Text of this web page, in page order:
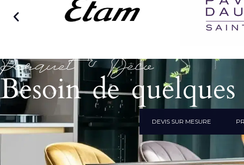
Parquet & Déco
Besoin de quelques
DEVIS SUR MESURE